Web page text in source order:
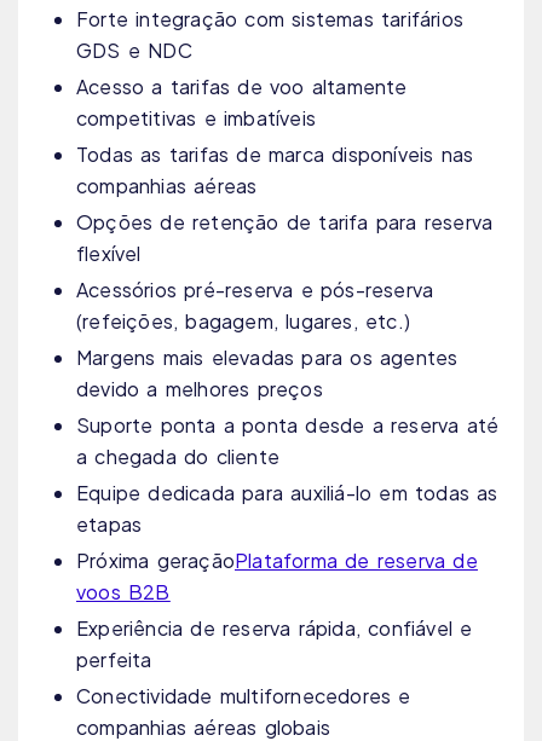
Forte integração com sistemas tarifários
GDS e NDC
Acesso a tarifas de voo altamente
competitivas e imbatíveis
Todas as tarifas de marca disponíveis nas
companhias aéreas
Opções de retenção de tarifa para reserva
flexível
Acessórios pré-reserva e pós-reserva
(refeições, bagagem, lugares, etc.)
Margens mais elevadas para os agentes
devido a melhores preços
Suporte ponta a ponta desde a reserva até
a chegada do cliente
Equipe dedicada para auxiliá-lo em todas as
etapas
Próxima geraçãoPlataforma de reserva de
voos B2B
Experiência de reserva rápida, confiável e
perfeita
Conectividade multifornecedores e
companhias aéreas globais